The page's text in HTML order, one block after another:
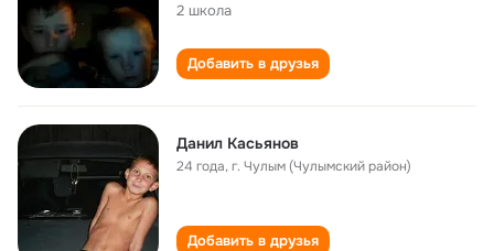
2 школа
Добавить в друзья
Данил Касьянов
24 года,г. Чулым (Чулымский район)
Добавить в друзья